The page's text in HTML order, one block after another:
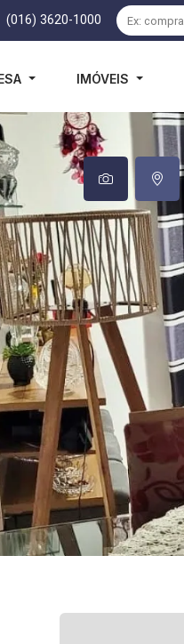
(016) 3620-1000
IMÓVEIS